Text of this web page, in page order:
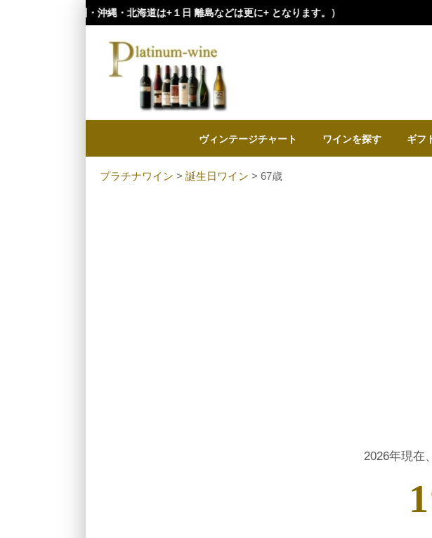
・沖縄・北海道は+１日 離島などは更に+ となります。）
ヴィンテージチャート ワインを探す ギフ
プラチナワイン > 誕生日ワイン > 67歳
2026年現在